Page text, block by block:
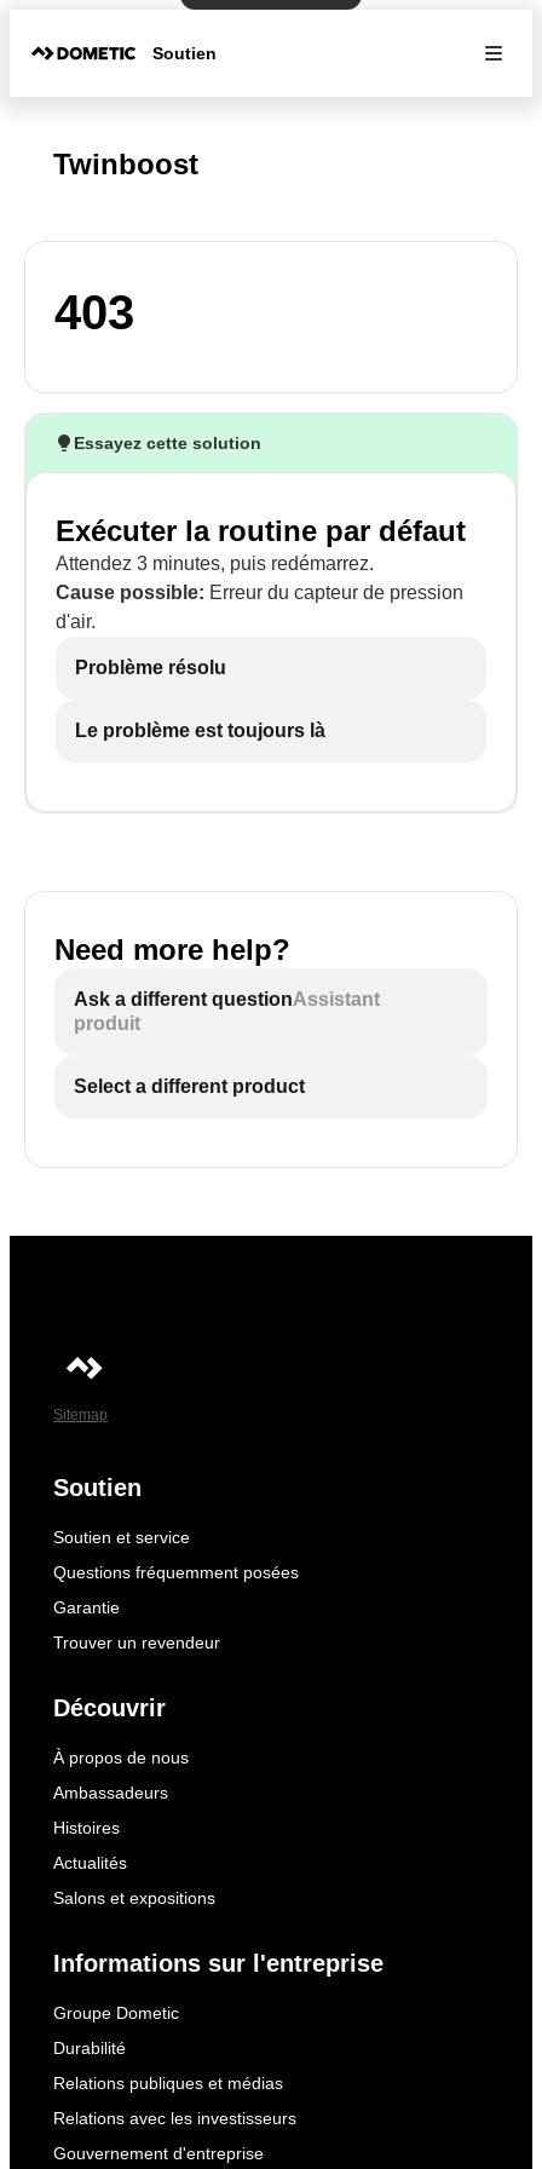
Soutien
Twinboost
403
Essayez cette solution
Exécuter la routine par défaut
Attendez 3 minutes, puis redémarrez.
Cause possible: Erreur du capteur de pression
d'air.
Problème résolu
Le problème est toujours là
Need more help?
Ask a different questionAssistant
produit
Select a different product
Sitemap
Soutien
Soutien et service
Questions fréquemment posées
Garantie
Trouver un revendeur
Découvrir
À propos de nous
Ambassadeurs
Histoires
Actualités
Salons et expositions
Informations sur l'entreprise
Groupe Dometic
Durabilité
Relations publiques et médias
Relations avec les investisseurs
Gouvernement d'entreprise